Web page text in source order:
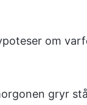
om
gryr